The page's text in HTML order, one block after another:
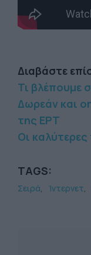
Διαβάστε
Τι βλέπουμε
Δωρεάν και
της ΕΡΤ
Οι καλύτερες
TAGS:
Σειρά Ίντερνετ